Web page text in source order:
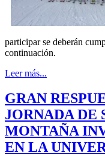
participar se deberán
continuación.
Leer más...
GRAN
JORNADA DE
MONTAÑA
EN LA